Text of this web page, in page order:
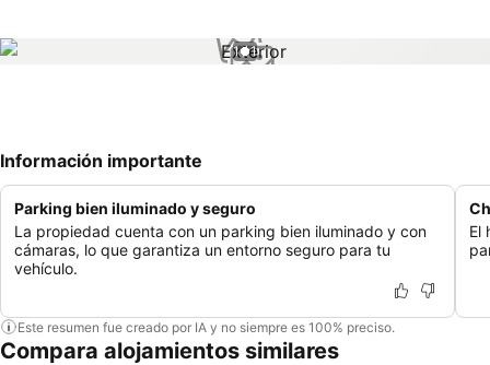
1 / 1
Información importante
Parking bien iluminado y seguro
La propiedad cuenta con un parking bien iluminado y con
cámaras, lo que garantiza un entorno seguro para tu
vehículo.
El
Este resumen fue creado por IA y no siempre es 100% preciso.
Compara alojamientos similares